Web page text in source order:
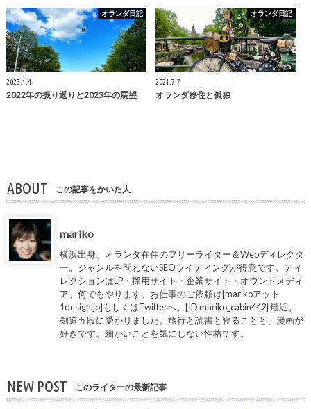
オランダ日記
2023.1.4
2022年の振り返りと2023年の展望
オランダ日記
2021.7.7
オランダ移住と孤独
ABOUT この記事をかいた人
mariko
横浜出身、オランダ在住のフリーライター＆Webディレクタ
ー。ジャンルを問わないSEOライティングが得意です。ディ
レクションはLP・採用サイト・企業サイト・オウンドメディ
ア、何でもやります。お仕事のご依頼は[marikoアット
1design.jp]もしくはTwitterへ。[ID mariko_cabin442] 最近、
剣道五段に受かりました。旅行と読書と寝ることと、漫画が
好きです。細かいことを気にしない性格です。
NEW POST このライターの最新記事